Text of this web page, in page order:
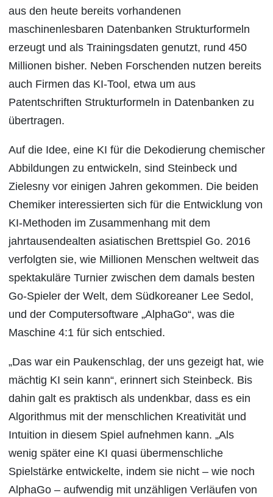
aus den heute bereits vorhandenen
maschinenlesbaren Datenbanken Strukturformeln
erzeugt und als Trainingsdaten genutzt, rund 450
Millionen bisher. Neben Forschenden nutzen bereits
auch Firmen das KI-Tool, etwa um aus
Patentschriften Strukturformeln in Datenbanken zu
übertragen.
Auf die Idee, eine KI für die Dekodierung chemischer
Abbildungen zu entwickeln, sind Steinbeck und
Zielesny vor einigen Jahren gekommen. Die beiden
Chemiker interessierten sich für die Entwicklung von
KI-Methoden im Zusammenhang mit dem
jahrtausendealten asiatischen Brettspiel Go. 2016
verfolgten sie, wie Millionen Menschen weltweit das
spektakuläre Turnier zwischen dem damals besten
Go-Spieler der Welt, dem Südkoreaner Lee Sedol,
und der Computersoftware „AlphaGo“, was die
Maschine 4:1 für sich entschied.
„Das war ein Paukenschlag, der uns gezeigt hat, wie
mächtig KI sein kann“, erinnert sich Steinbeck. Bis
dahin galt es praktisch als undenkbar, dass es ein
Algorithmus mit der menschlichen Kreativität und
Intuition in diesem Spiel aufnehmen kann. „Als
wenig später eine KI quasi übermenschliche
Spielstärke entwickelte, indem sie nicht – wie noch
AlphaGo – aufwendig mit unzähligen Verläufen von